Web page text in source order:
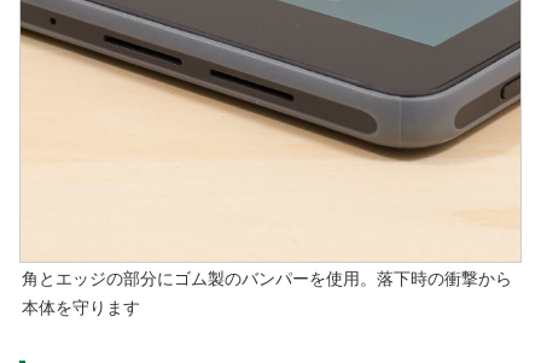
角とエッジの部分にゴム製のバンパーを使用。落下時の衝撃から
本体を守ります